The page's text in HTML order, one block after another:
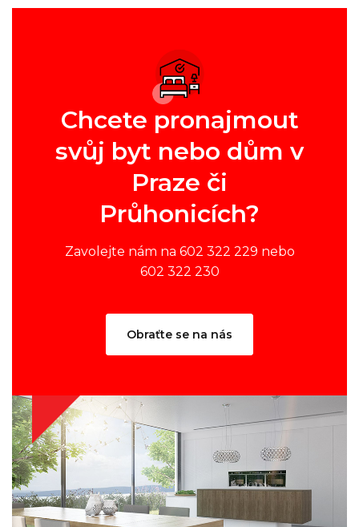
Chcete pronajmout
svůj byt nebo dům v
Praze či
Průhonicích?
Zavolejte nám na 602 322 229 nebo
602 322 230
Obraťte se na nás